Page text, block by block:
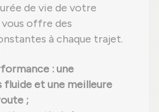
de vie de votre
vous offre des
à chaque trajet.
: une
fluide et une meilleure
;